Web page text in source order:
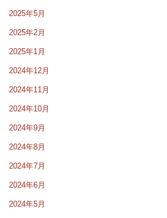
2025年5月
2025年2月
2025年1月
2024年12月
2024年11月
2024年10月
2024年9月
2024年8月
2024年7月
2024年6月
2024年5月